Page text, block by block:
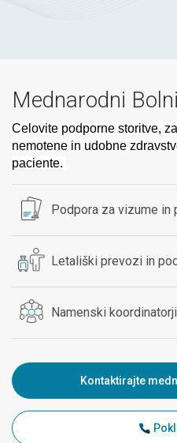
Mednarodni
Celovite podporne storitve,
nemotene in udobne
paciente.
Podpora za vizume in
Letališki prevozi in
Namenski
Kontaktirajte